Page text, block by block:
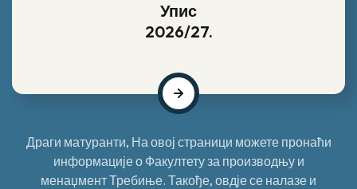
Упис
2026/27.
Драги матуранти, На овој страници можете пронаћи
информације о Факултету за производњу и
менаџмент Требиње. Такође, овдје се налазе и